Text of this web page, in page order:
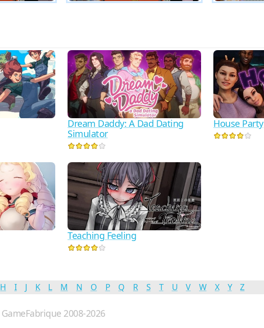
Dream Daddy: A Dad Dating
Simulator
House Party
Teaching Feeling
H I J K L M N O P Q R S T U V W X Y Z
GameFabrique 2008-2026